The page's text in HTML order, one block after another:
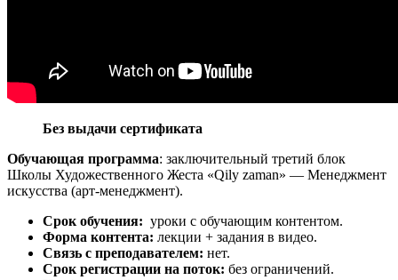
Без выдачи сертификата
Обучающая программа: заключительный третий блок
Школы Художественного Жеста «Qily zaman» — Менеджмент
искусства (арт-менеджмент).
Срок обучения: уроки с обучающим контентом.
Форма контента: лекции + задания в видео.
Связь с преподавателем: нет.
Срок регистрации на поток: без ограничений.